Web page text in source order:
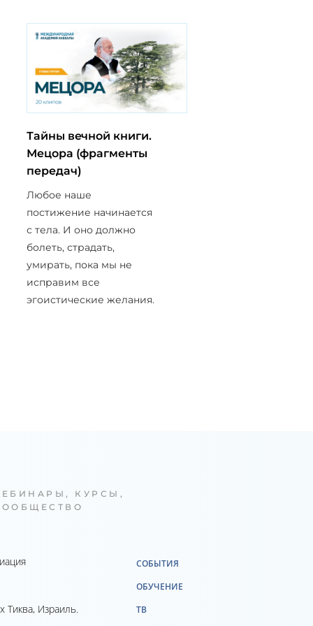
Тайны вечной книги.
Мецора (фрагменты
передач)
Любое наше
постижение начинается
с тела. И оно должно
болеть, страдать,
умирать, пока мы не
исправим все
эгоистические желания.
КУРСЫ,
Тиква, Израиль.
СОБЫТИЯ
ОБУЧЕНИЕ
ТВ